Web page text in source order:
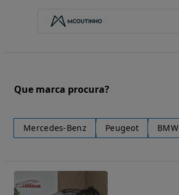
Que marca procura?
Mercedes-Benz Peugeot BMW